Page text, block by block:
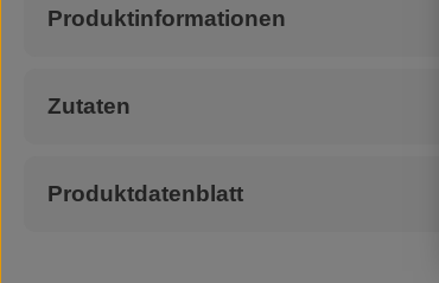
Produktinformationen
Zutaten
Produktdatenblatt